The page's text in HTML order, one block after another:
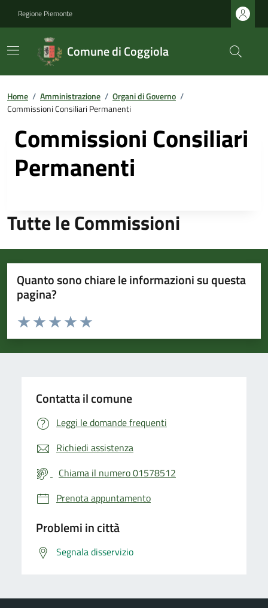
Regione Piemonte
Comune di Coggiola
Home / Amministrazione / Organi di Governo /
Commissioni Consiliari Permanenti
Commissioni Consiliari
Permanenti
Tutte le Commissioni
Quanto sono chiare le informazioni su questa
pagina?
Valuta da 1 a 5 stelle la pagina
Valuta 5 stelle su 5
Valuta 4 stelle su 5
Valuta 3 stelle su 5
Valuta 2 stelle su 5
Valuta 1 stelle su 5
Contatta il comune
Leggi le domande frequenti
Richiedi assistenza
Chiama il numero 01578512
Prenota appuntamento
Problemi in città
Segnala disservizio